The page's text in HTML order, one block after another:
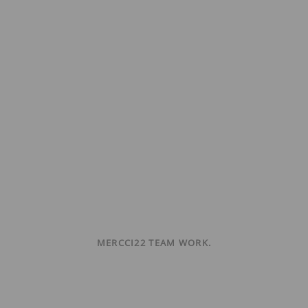
MERCCI22 TEAM WORK.